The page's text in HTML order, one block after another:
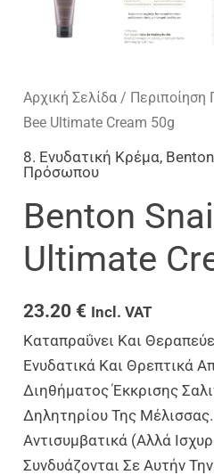
Αρχική Σελίδα /
Bee Ultimate Cream 50g
8. Ενυδατική Κρέμα, Benton
Πρόσωπου
Benton
Ultimate
23.20 € Incl. VAT
Καταπραΰνει Και
Ενυδατικά Και Θρεπτικά
Διηθήματος Έκκρισης
Δηλητηρίου Της
Αντισυμβατικά (αλλά
Συνδυάζονται Σε Αυτήν